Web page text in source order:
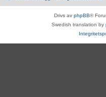
Drivs av phpBB®
Swedish translation by